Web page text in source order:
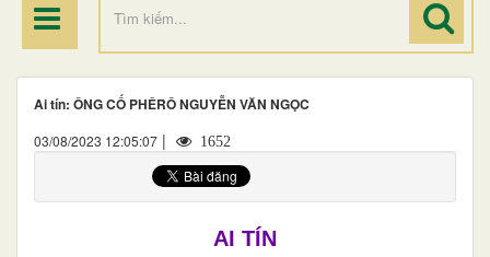
Ai tín: ÔNG CỐ PHÊRÔ NGUYỄN VĂN NGỌC
03/08/2023 12:05:07 | 1652
AI TÍN